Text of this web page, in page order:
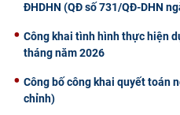
ĐHDHN (QĐ số 731/QĐ-DHN
Công khai tình hình thực hiện
tháng năm 2026
Công bố công khai quyết toán
chỉnh)